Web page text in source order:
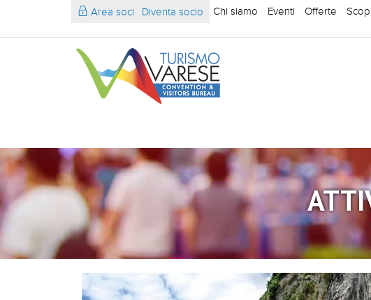
Area soci Diventa socio Chi siamo Eventi Offerte